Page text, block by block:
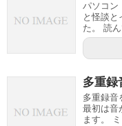
パソコン
と怪談と
た。 読
多重録
多重録音
最初は音
ます。